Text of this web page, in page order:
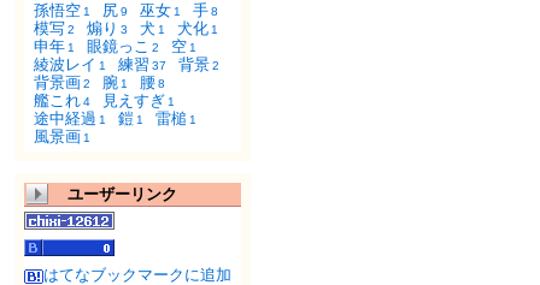
孫悟空 1 尻9 巫女 1 手8
模写2 煽り 3 犬 1 犬化 1
申年 1 眼鏡っこ 2 空 1
綾波レイ 1 練習 37 背景2
背景画2 腕 1 腰8
艦これ4 見えすぎ 1
途中経過 1 鎧 1 雷槌 1
風景画 1
ユーザーリンク
はてなブックマークに追加